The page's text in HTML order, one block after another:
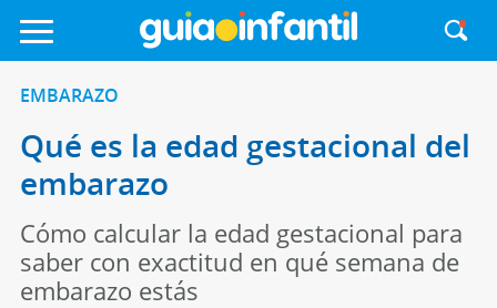
EMBARAZO
Qué es la edad gestacional del
embarazo
Cómo calcular la edad gestacional para
saber con exactitud en qué semana de
embarazo estás